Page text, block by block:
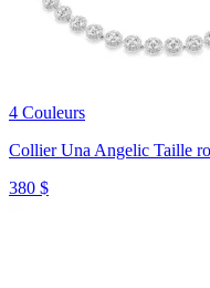
4 Couleurs
Collier Una Angelic Taille
380 $